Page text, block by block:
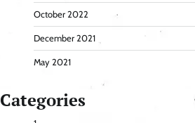
October 2022
December 2021
May 2021
Categories